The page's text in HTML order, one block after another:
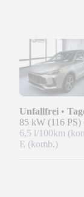
Unfallfrei •
85 kW (116 PS)
6,5 l/100km
E (komb.)